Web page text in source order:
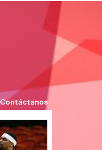
Contáctanos